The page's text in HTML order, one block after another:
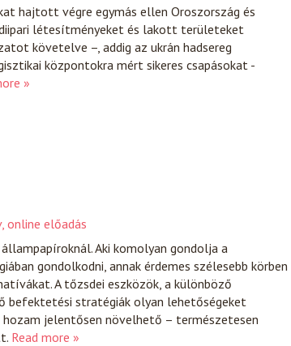
hajtott végre egymás ellen Oroszország és
létesítményeket és lakott területeket
követelve –, addig az ukrán hadsereg
központokra mért sikeres csapásokat -
»
online előadás
Aki komolyan gondolja a
gondolkodni, annak érdemes szélesebb körben
A tőzsdei eszközök, a különböző
befektetési stratégiák olyan lehetőségeket
jelentősen növelhető – természetesen
Read more »